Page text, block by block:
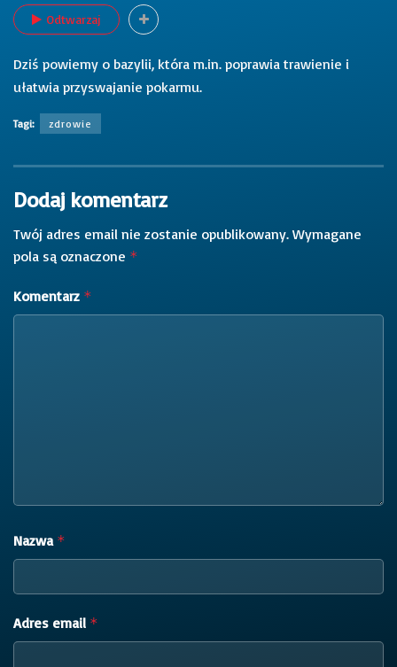
Odtwarzaj
Dziś powiemy o bazylii, która m.in. poprawia trawienie i
ułatwia przyswajanie pokarmu.
Tagi: zdrowie
Dodaj komentarz
Twój adres email nie zostanie opublikowany. Wymagane
pola są oznaczone *
Komentarz *
Nazwa *
Adres email *